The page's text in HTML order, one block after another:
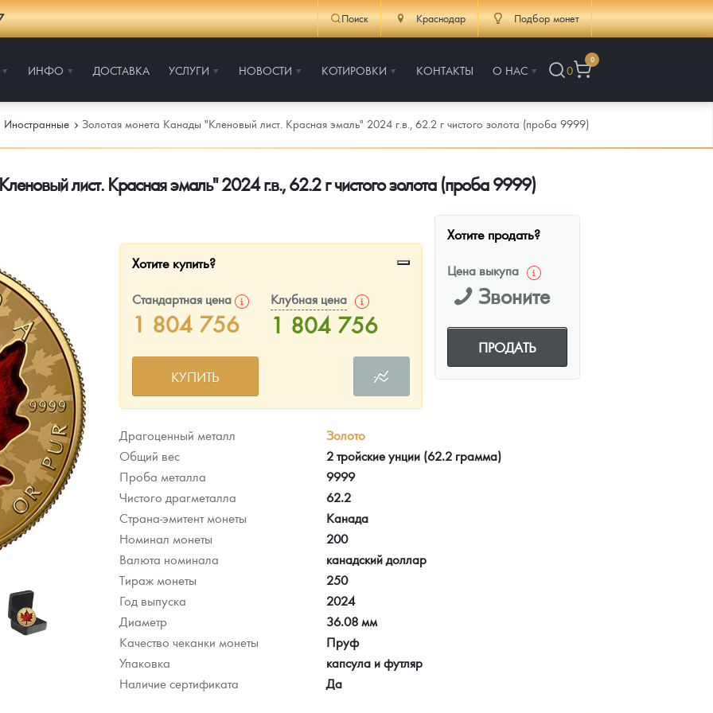
Поиск Краснодар Подбор монет
ИНФО ДОСТАВКА УСЛУГИ НОВОСТИ КОТИРОВКИ КОНТАКТЫ О НАС 0
0
платины на 2026 год
Иностранные Золотая монета Канады "Кленовый лист. Красная эмаль" 2024 г.в., 62.2 г чистого золота (проба 9999)
лист. Красная эмаль" 2024 г.в., 62.2 г чистого золота (проба 9999)
Хотите купить?
Стандартная цена
1 804 756
Клубная цена
1 804 756
КУПИТЬ
Хотите продать?
Цена выкупа
Звоните
ПРОДАТЬ
Драгоценный металл
Золото
Общий вес
2 тройские унции (62.2 грамма)
Проба металла
9999
Чистого драгметалла
62.2
Страна-эмитент монеты
Канада
Номинал монеты
200
Валюта номинала
канадский доллар
Тираж монеты
250
Год выпуска
2024
Диаметр
36.08 мм
Качество чеканки монеты
Пруф
Упаковка
капсула и футляр
Наличие сертификата
Да